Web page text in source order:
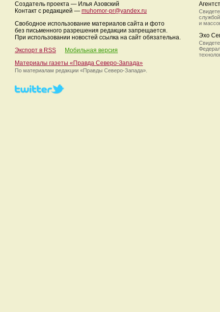
Создатель проекта — Илья Азовский
Контакт с редакцией — muhomor-pr@yandex.ru
Свободное использование материалов сайта и фото
без письменного разрешения редакции запрещается.
При использовании новостей ссылка на сайт обязательна.
Экспорт в RSS
Мобильная версия
Материалы газеты «Правда Северо-Запада»
По материалам редакции «Правды Северо-Запада».
и
Эхо